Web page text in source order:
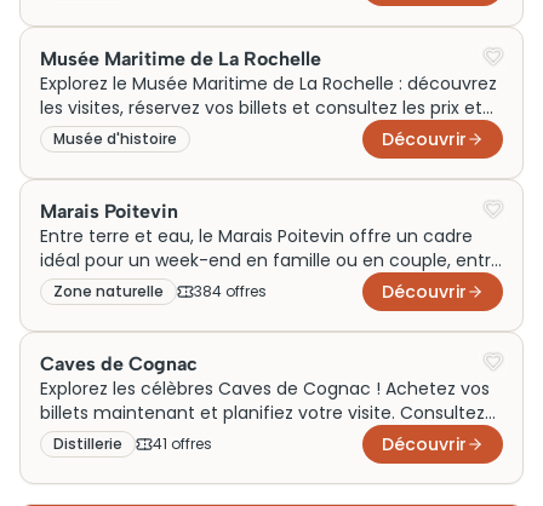
Musée Maritime de La Rochelle
Explorez le Musée Maritime de La Rochelle : découvrez
les visites, réservez vos billets et consultez les prix et
horaires dès maintenant !
Musée d'histoire Découvrir
Marais Poitevin
Entre terre et eau, le Marais Poitevin offre un cadre
idéal pour un week-end en famille ou en couple, entre
visites insolites, sorties nature et idées d’activités
autour de ses villages et canaux. Generation Voyage y
sélectionne les expériences incontournables pour
enrichir votre voyage et révéler les charmes uniques
de la « Venise Verte ».
Zone naturelle 384 offres Découvrir
Caves de Cognac
Explorez les célèbres Caves de Cognac ! Achetez vos
billets maintenant et planifiez votre visite. Consultez
tarifs et horaires ici. Ne manquez pas cette
expérience unique !
Distillerie 41 offres Découvrir